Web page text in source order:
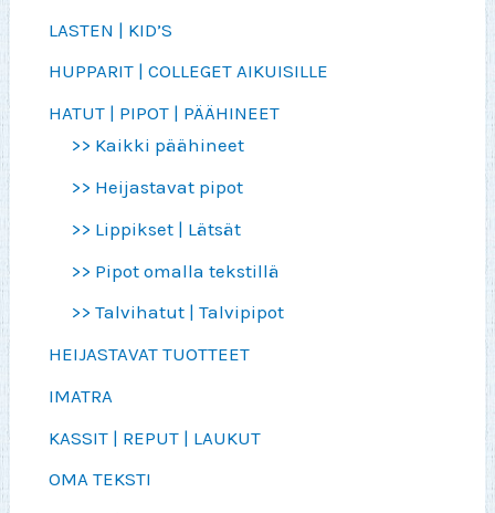
LASTEN | KID’S
HUPPARIT | COLLEGET AIKUISILLE
HATUT | PIPOT | PÄÄHINEET
>> Kaikki päähineet
>> Heijastavat pipot
>> Lippikset | Lätsät
>> Pipot omalla tekstillä
>> Talvihatut | Talvipipot
HEIJASTAVAT TUOTTEET
IMATRA
KASSIT | REPUT | LAUKUT
OMA TEKSTI